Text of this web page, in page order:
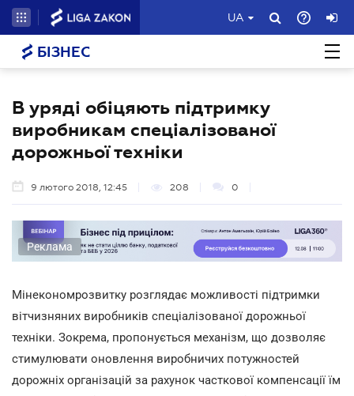
UA
БІЗНЕС
В уряді обіцяють підтримку
виробникам спеціалізованої
дорожньої техніки
9 лютого 2018, 12:45 208 0
Реклама
Мінекономрозвитку розглядає можливості підтримки
вітчизняних виробників спеціалізованої дорожньої
техніки. Зокрема, пропонується механізм, що дозволяє
стимулювати оновлення виробничих потужностей
дорожніх організацій за рахунок часткової компенсації їм